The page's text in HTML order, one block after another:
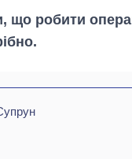
що робити